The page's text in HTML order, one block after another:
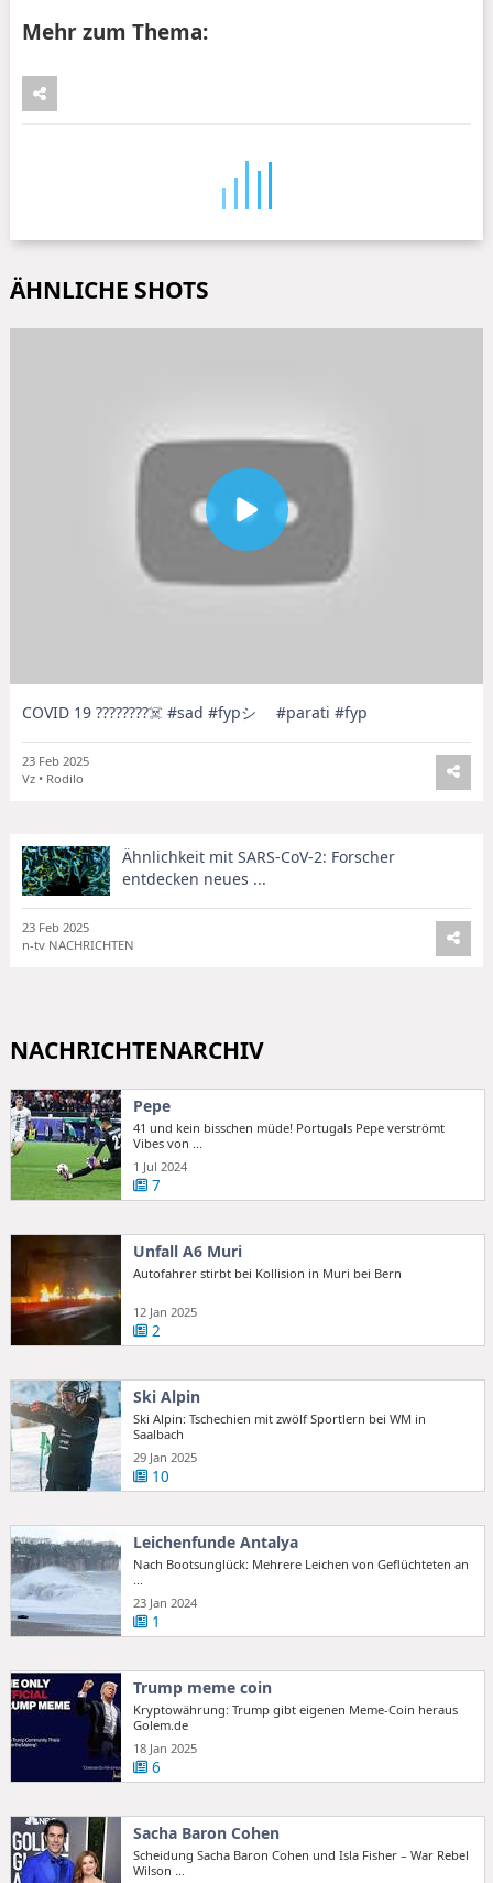
Mehr zum Thema:
ÄHNLICHE SHOTS
COVID 19 ????????☠️ #sad #fypシ゚ #parati #fyp
23 Feb 2025
Vz • Rodilo
Ähnlichkeit mit SARS-CoV-2: Forscher
entdecken neues ...
23 Feb 2025
n-tv NACHRICHTEN
NACHRICHTENARCHIV
Pepe
41 und kein bisschen müde! Portugals Pepe verströmt
Vibes von ...
1 Jul 2024
7
Unfall A6 Muri
Autofahrer stirbt bei Kollision in Muri bei Bern
12 Jan 2025
2
Ski Alpin
Ski Alpin: Tschechien mit zwölf Sportlern bei WM in
Saalbach
29 Jan 2025
10
Leichenfunde Antalya
Nach Bootsunglück: Mehrere Leichen von Geflüchteten an
23 Jan 2024
1
Trump meme coin
Kryptowährung: Trump gibt eigenen Meme-Coin heraus
Golem.de
18 Jan 2025
6
Sacha Baron Cohen
Scheidung Sacha Baron Cohen und Isla Fisher – War Rebel
Wilson ...